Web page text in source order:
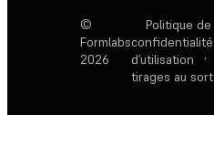
©
Formlabs
2026
Politique de
confidentialité
d’utilisation
·
tirages au sort